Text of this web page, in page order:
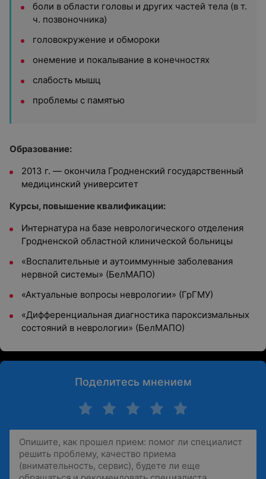
боли в области головы и других частей тела (в т.
ч. позвоночника)
головокружение и обмороки
онемение и покалывание в конечностях
слабость мышц
проблемы с памятью
Образование:
2013 г. — окончила Гродненский государственный
медицинский университет
Курсы, повышение квалификации:
Интернатура на базе неврологического отделения
Гродненской областной клинической больницы
«Воспалительные и аутоиммунные заболевания
нервной системы» (БелМАПО)
«Актуальные вопросы неврологии» (ГрГМУ)
«Дифференциальная диагностика пароксизмальных
состояний в неврологии» (БелМАПО)
Поделитесь мнением